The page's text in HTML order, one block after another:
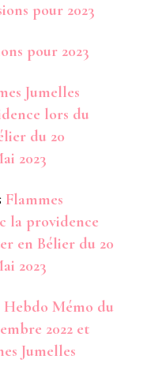
pour 2023
pour 2023
Jumelles
lors du
du 20
2023
Flammes
la providence
en Bélier du 20
2023
Mémo du
2022 et
Jumelles